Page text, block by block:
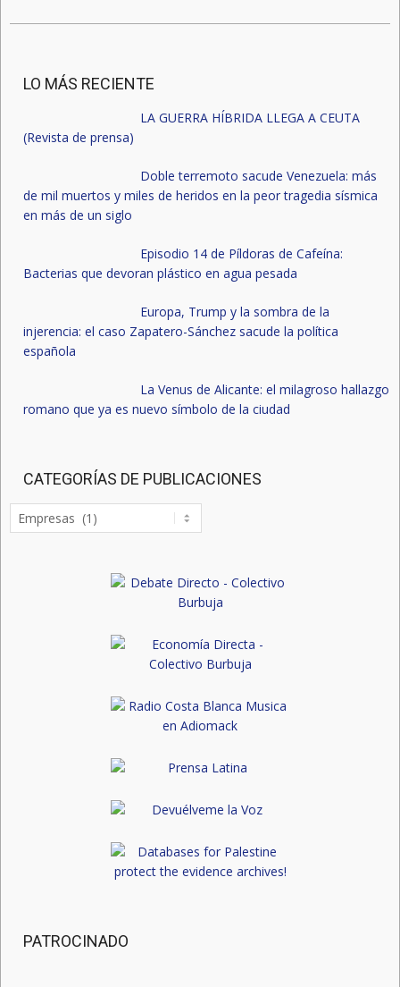
LO MÁS RECIENTE
LA GUERRA HÍBRIDA LLEGA A CEUTA
(Revista de prensa)
Doble terremoto sacude Venezuela: más
de mil muertos y miles de heridos en la peor tragedia sísmica
en más de un siglo
Episodio 14 de Píldoras de Cafeína:
Bacterias que devoran plástico en agua pesada
Europa, Trump y la sombra de la
injerencia: el caso Zapatero-Sánchez sacude la política
española
La Venus de Alicante: el milagroso hallazgo
romano que ya es nuevo símbolo de la ciudad
CATEGORÍAS DE PUBLICACIONES
Categorías
de
PATROCINADO